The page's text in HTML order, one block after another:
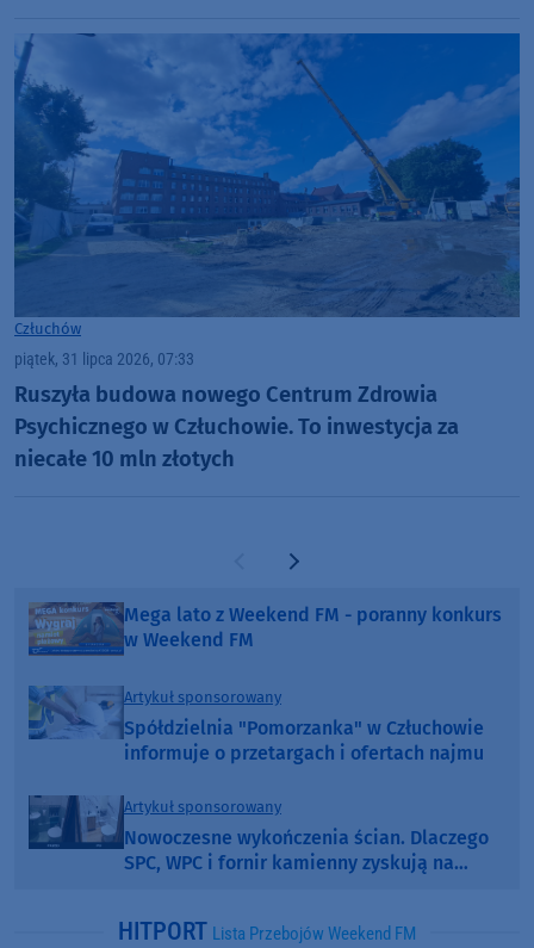
Człuchów
piątek, 31 lipca 2026, 07:33
Ruszyła budowa nowego Centrum Zdrowia
Psychicznego w Człuchowie. To inwestycja za
niecałe 10 mln złotych
Poprzednia strona
Następna strona
Mega lato z Weekend FM - poranny konkurs
w Weekend FM
Artykuł sponsorowany
Spółdzielnia "Pomorzanka" w Człuchowie
informuje o przetargach i ofertach najmu
Artykuł sponsorowany
Nowoczesne wykończenia ścian. Dlaczego
SPC, WPC i fornir kamienny zyskują na
HITPORT Lista Przebojów Weekend FM